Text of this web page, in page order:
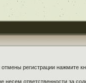
регистрации нажмите
ответственности за